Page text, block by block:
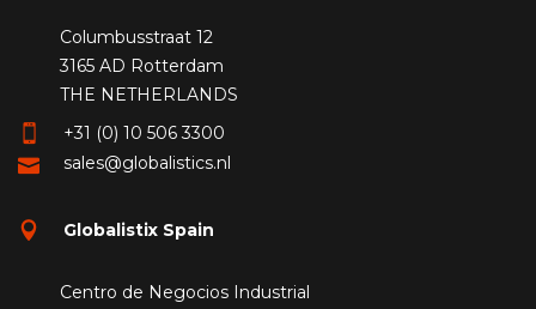
Columbusstraat 12
3165 AD Rotterdam
THE NETHERLANDS
+31 (0) 10 506 3300
sales@globalistics.nl
Globalistix Spain
Centro de Negocios Industrial